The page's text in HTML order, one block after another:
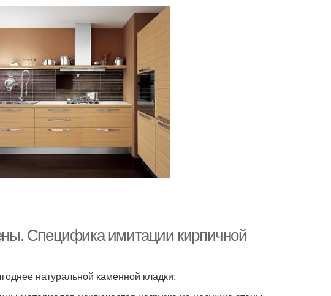
Специфика имитации кирпичной
натуральной каменной кладки: